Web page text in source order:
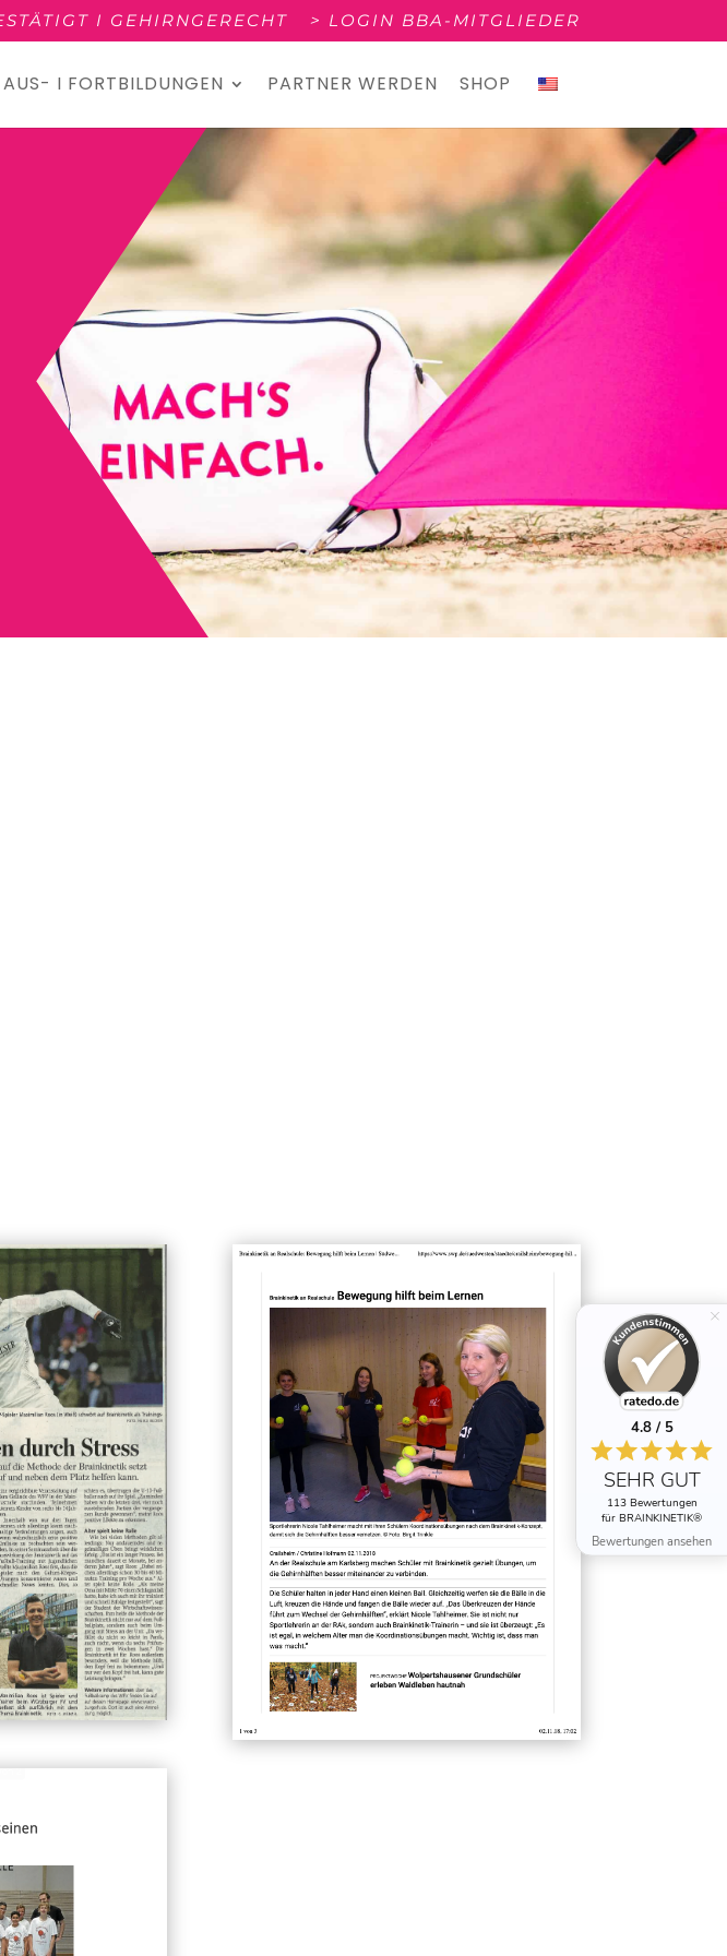
I GEHIRNGERECHT > LOGIN BBA-MITGLIEDER
AUS- I FORTBILDUNGEN PARTNER WERDEN SHOP
4.8 / 5
SEHR GUT
113 Bewertungen
für BRAINKINETIK®
Bewertungen ansehen